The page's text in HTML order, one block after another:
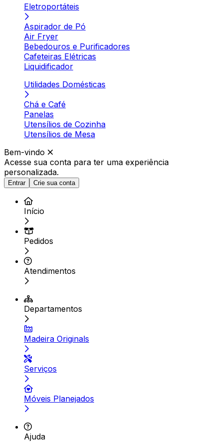
Eletroportáteis
Aspirador de Pó
Air Fryer
Bebedouros e Purificadores
Cafeteiras Elétricas
Liquidificador
Utilidades Domésticas
Chá e Café
Panelas
Utensílios de Cozinha
Utensílios de Mesa
Bem-vindo
Acesse sua conta para ter uma experiência
personalizada.
Entrar Crie sua conta
Início
Pedidos
Atendimentos
Departamentos
Madeira Originals
Serviços
Móveis Planejados
Ajuda